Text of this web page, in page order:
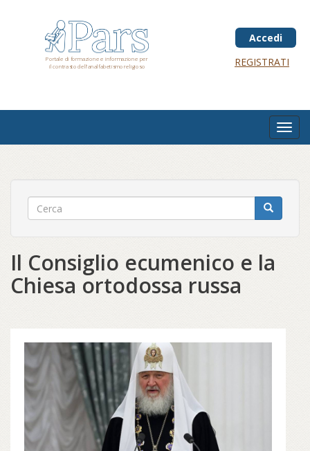
contenuto
Portale di formazione e informazione per
il contrasto dell'analfabetismo religioso
Accedi
REGISTRATI
Il Consiglio ecumenico e la
Chiesa ortodossa russa